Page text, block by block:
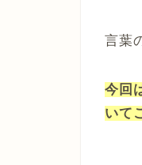
言葉
今回
いて